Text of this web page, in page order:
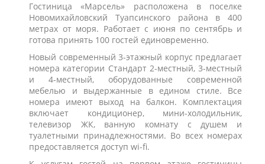
Гостиница «Марсель» расположена в поселке
Новомихайловский Туапсинского района в 400
метрах от моря. Работает с июня по сентябрь и
готова принять 100 гостей единовременно.
Новый современный 3-этажный корпус предлагает
номера категории Стандарт 2-местный, 3-местный
и 4-местный, оборудованные современной
мебелью и выдержанные в едином стиле. Все
номера имеют выход на балкон. Комплектация
включает кондиционер, мини-холодильник,
телевизор ЖК, ванную комнату с душем и
туалетными принадлежностями. Во всех номерах
предоставляется доступ wi-fi.